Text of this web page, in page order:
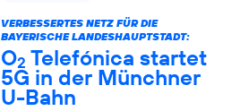
VERBESSERTES NETZ FÜR DIE
BAYERISCHE LANDESHAUPTSTADT:
O2 Telefónica startet
5G in der Münchner
U-Bahn